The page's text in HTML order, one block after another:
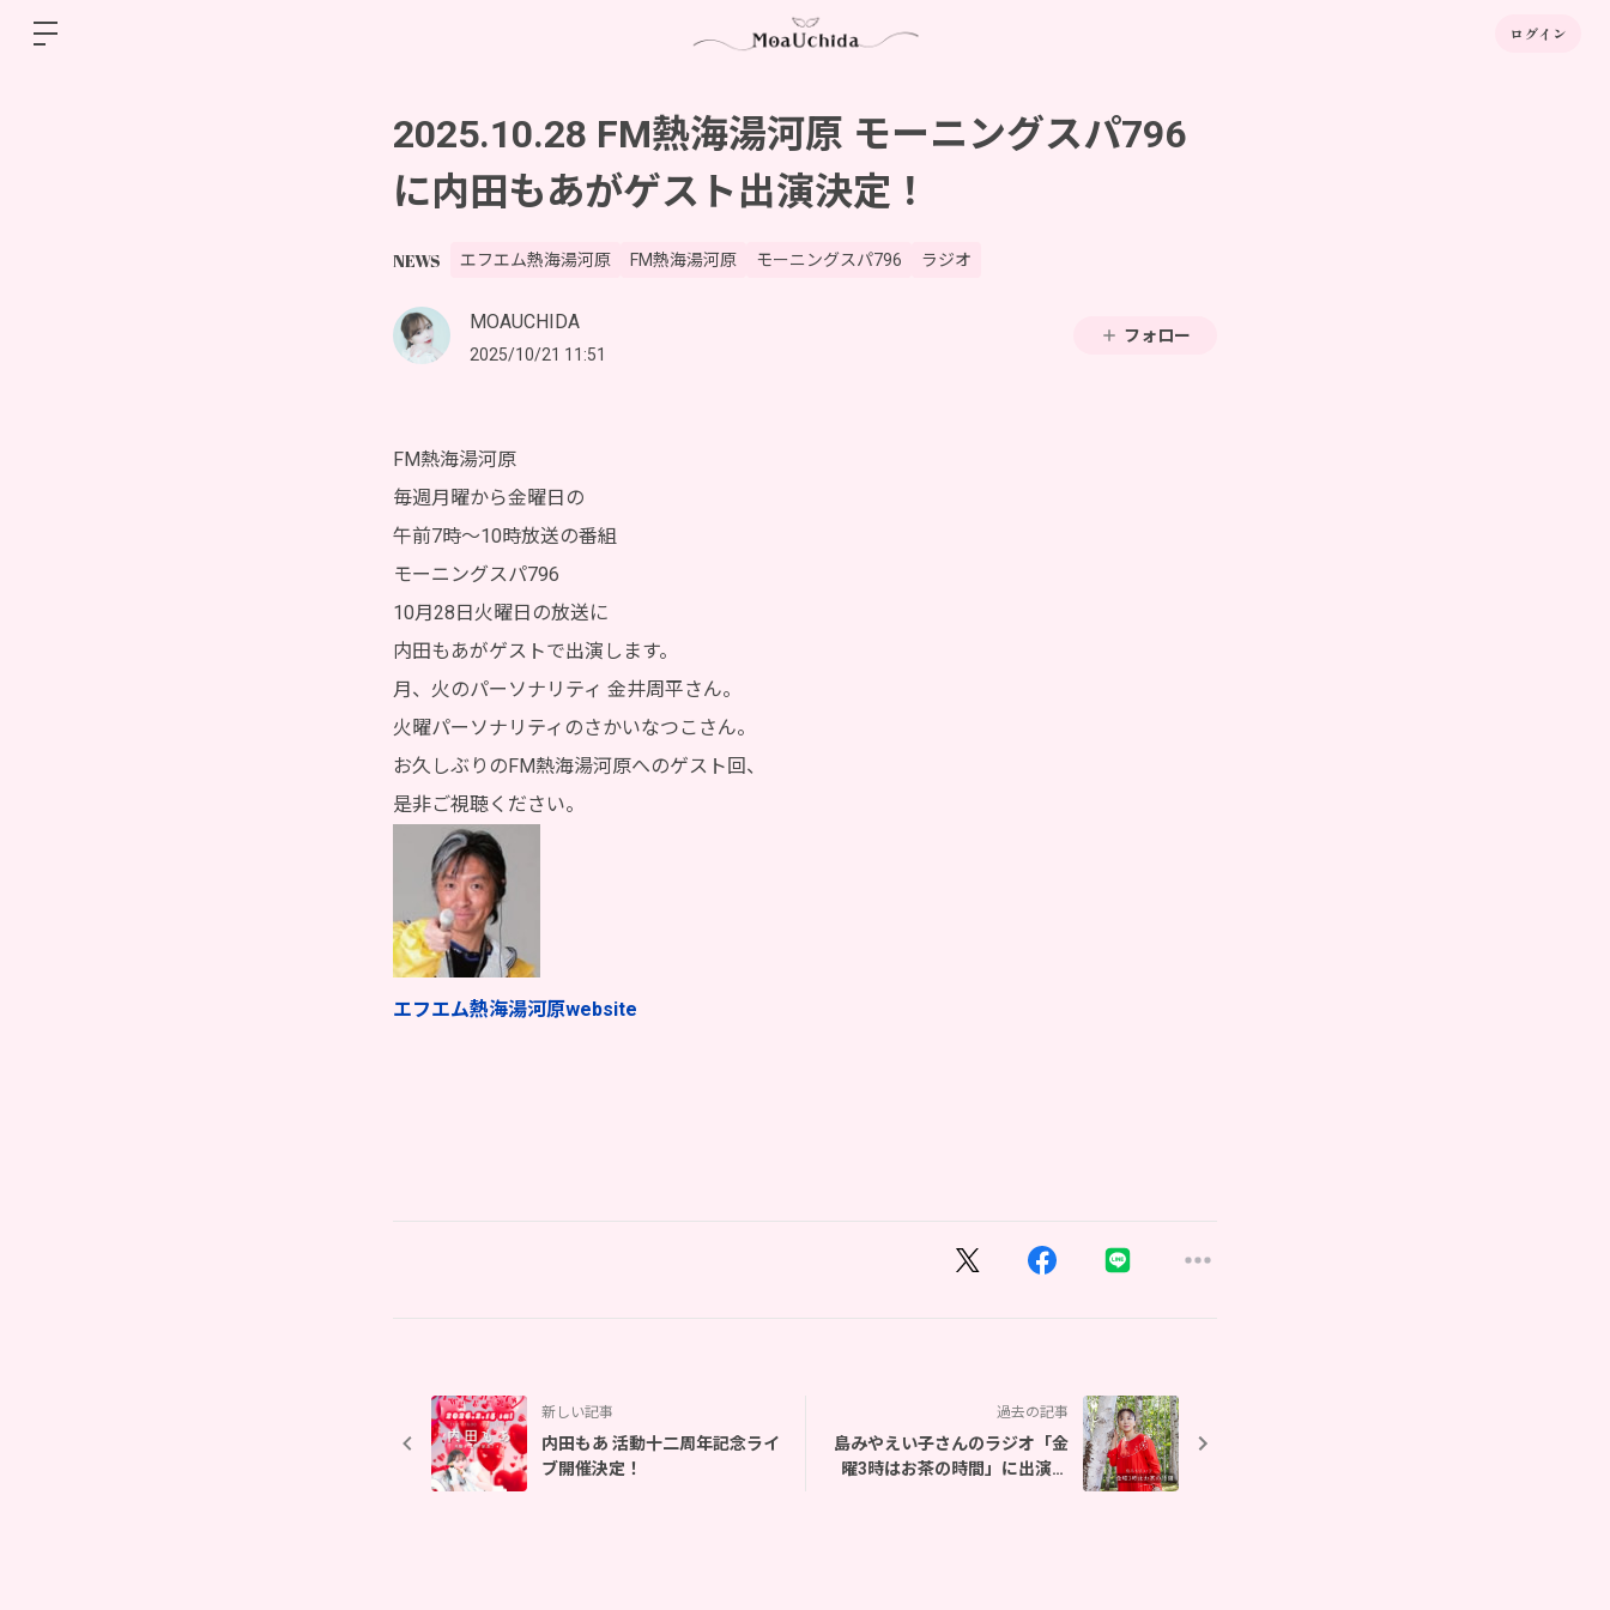
ログイン
2025.10.28 FM熱海湯河原 モーニングスパ796
に内田もあがゲスト出演決定！
NEWS エフエム熱海湯河原 FM熱海湯河原 モーニングスパ796 ラジオ
MOAUCHIDA
2025/10/21 11:51
フォロー
FM熱海湯河原
毎週月曜から金曜日の
午前7時〜10時放送の番組
モーニングスパ796
10月28日火曜日の放送に
内田もあがゲストで出演します。
月、火のパーソナリティ 金井周平さん。
火曜パーソナリティのさかいなつこさん。
お久しぶりのFM熱海湯河原へのゲスト回、
是非ご視聴ください。
エフエム熱海湯河原website
新しい記事
内田もあ 活動十二周年記念ライ
ブ開催決定！
過去の記事
島みやえい子さんのラジオ「金
曜3時はお茶の時間」に出演決